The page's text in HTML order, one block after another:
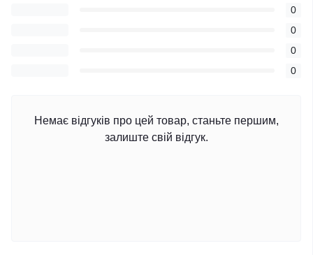
0
0
0
0
Немає відгуків про цей товар, станьте першим,
залиште свій відгук.